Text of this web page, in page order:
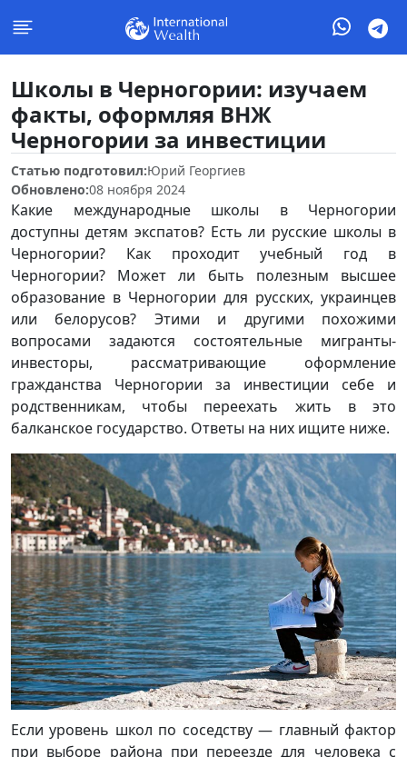
Школы в Черногории: изучаем
факты, оформляя ВНЖ
Черногории за инвестиции
Статью подготовил:Юрий Георгиев
Обновлено:08 ноября 2024
Какие международные школы в Черногории
доступны детям экспатов? Есть ли русские школы в
Черногории? Как проходит учебный год в
Черногории? Может ли быть полезным высшее
образование в Черногории для русских, украинцев
или белорусов? Этими и другими похожими
вопросами задаются состоятельные мигранты-
инвесторы, рассматривающие оформление
гражданства Черногории за инвестиции себе и
родственникам, чтобы переехать жить в это
балканское государство. Ответы на них ищите ниже.
Если уровень школ по соседству — главный фактор
при выборе района при переезде для человека с